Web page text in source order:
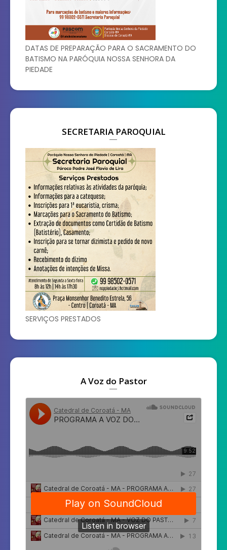
DATAS DE PREPARAÇÃO PARA O SACRAMENTO DO
BATISMO NA PARÓQUIA NOSSA SENHORA DA
PIEDADE
SECRETARIA PAROQUIAL
SERVIÇOS PRESTADOS
A Voz do Pastor